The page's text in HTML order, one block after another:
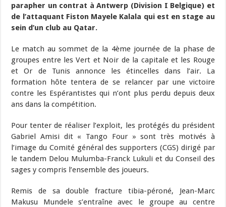
parapher un contrat à Antwerp (Division I Belgique) et
de l’attaquant Fiston Mayele Kalala qui est en stage au
sein d’un club au Qatar.
Le match au sommet de la 4ème journée de la phase de
groupes entre les Vert et Noir de la capitale et les Rouge
et Or de Tunis annonce les étincelles dans l’air. La
formation hôte tentera de se relancer par une victoire
contre les Espérantistes qui n’ont plus perdu depuis deux
ans dans la compétition.
Pour tenter de réaliser l’exploit, les protégés du président
Gabriel Amisi dit « Tango Four » sont très motivés à
l’image du Comité général des supporters (CGS) dirigé par
le tandem Delou Mulumba-Franck Lukuli et du Conseil des
sages y compris l’ensemble des joueurs.
Remis de sa double fracture tibia-péroné, Jean-Marc
Makusu Mundele s’entraîne avec le groupe au centre